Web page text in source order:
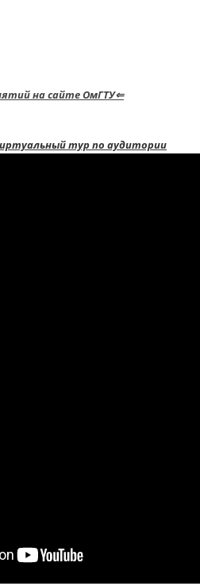
на сайте ОмГТУ⇐
тур по аудитории